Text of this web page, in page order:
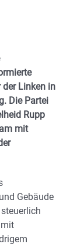
Linken in
Die Partei
Rupp
mit
Gebäude